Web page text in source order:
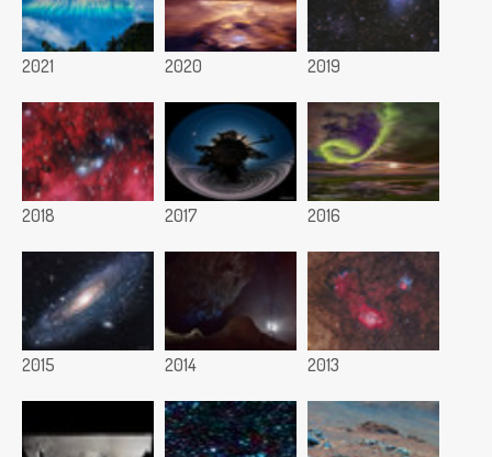
2021 2020 2019
2018 2017 2016
2015 2014 2013